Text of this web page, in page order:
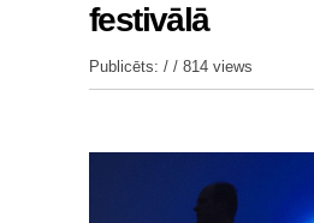
festivālā
Publicēts: / / 814 views